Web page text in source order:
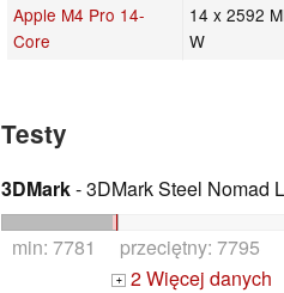
Apple M4 Pro 14-
Core
14 x 2592
W
Testy
3DMark- 3DMark Steel Nomad
min: 7781 przeciętny: 7795
+ 2 Więcej danych